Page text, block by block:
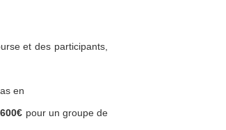
et des participants,
en
600€ pour un groupe de